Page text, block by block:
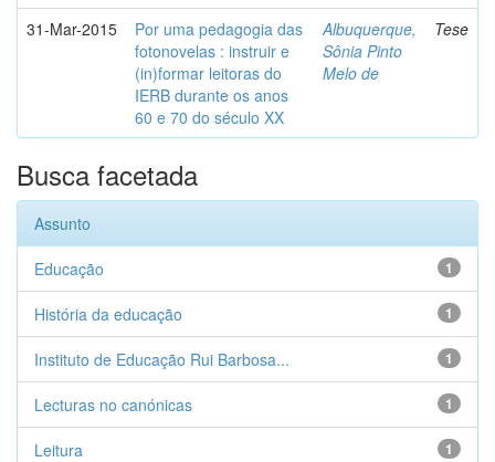
31-Mar-2015
Por uma pedagogia das
fotonovelas : instruir e
(in)formar leitoras do
IERB durante os anos
60 e 70 do século XX
Albuquerque,
Sônia Pinto
Melo de
Tese
Busca facetada
Assunto
1
Educação
1
História da educação
1
Instituto de Educação Rui Barbosa...
1
Lecturas no canónicas
1
Leitura